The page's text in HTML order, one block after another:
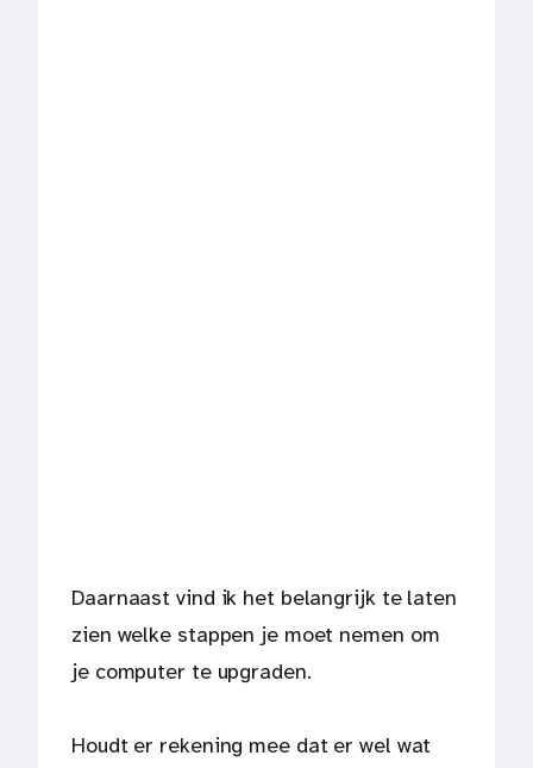
Daarnaast vind ik het belangrijk te laten
zien welke stappen je moet nemen om
je computer te upgraden.
Houdt er rekening mee dat er wel wat